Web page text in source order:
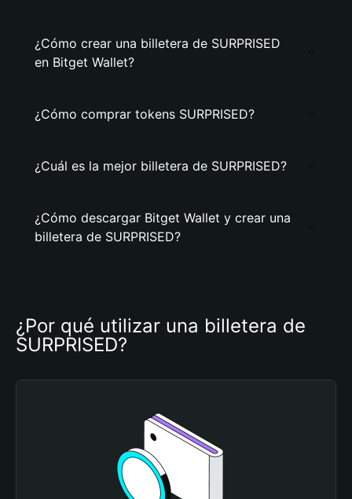
¿Cómo crear una billetera de SURPRISED
en Bitget Wallet?
¿Cómo comprar tokens SURPRISED?
¿Cuál es la mejor billetera de SURPRISED?
¿Cómo descargar Bitget Wallet y crear una
billetera de SURPRISED?
¿Por qué utilizar una billetera de
SURPRISED?